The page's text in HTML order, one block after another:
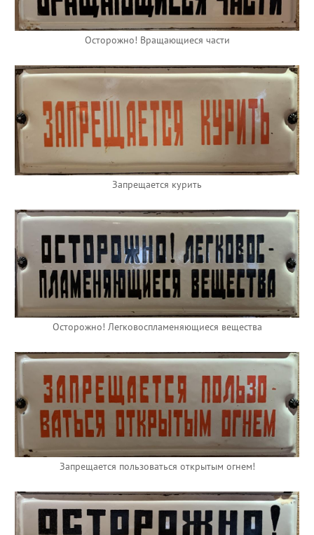
Осторожно! Вращающиеся части
Запрещается курить
Осторожно! Легковоспламеняющиеся вещества
Запрещается пользоваться открытым огнем!